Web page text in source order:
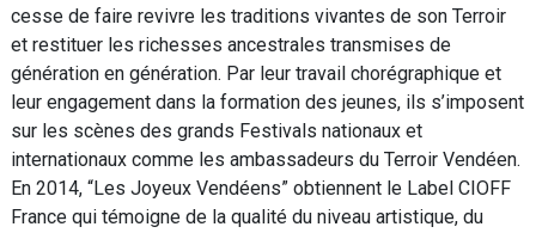
cesse de faire revivre les traditions vivantes de son Terroir
et restituer les richesses ancestrales transmises de
génération en génération. Par leur travail chorégraphique et
leur engagement dans la formation des jeunes, ils s’imposent
sur les scènes des grands Festivals nationaux et
internationaux comme les ambassadeurs du Terroir Vendéen.
En 2014, “Les Joyeux Vendéens” obtiennent le Label CIOFF
France qui témoigne de la qualité du niveau artistique, du